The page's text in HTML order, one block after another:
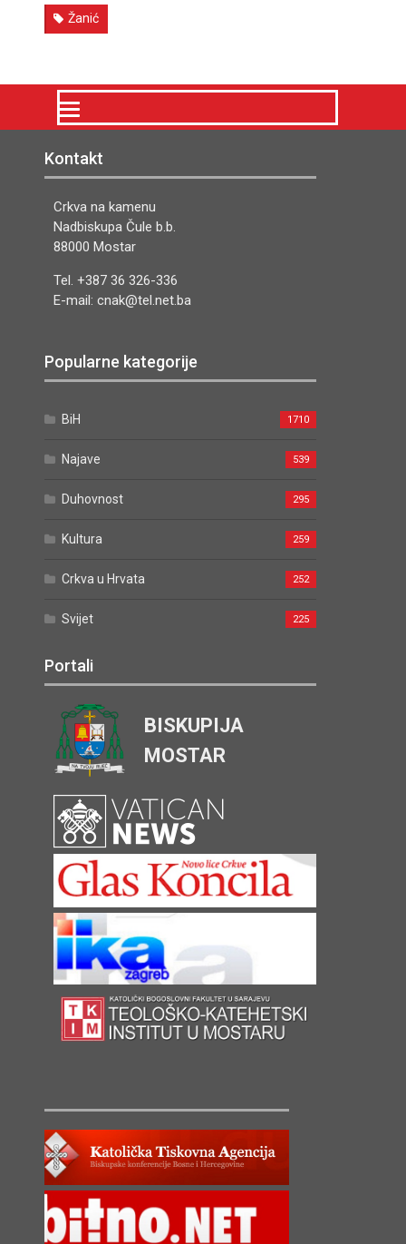
Žanić
Kontakt
Crkva na kamenu
Nadbiskupa Čule b.b.
88000 Mostar
Tel. +387 36 326-336
E-mail: cnak@tel.net.ba
Popularne kategorije
BiH 1710
Najave 539
Duhovnost 295
Kultura 259
Crkva u Hrvata 252
Svijet 225
Portali
BISKUPIJA
MOSTAR